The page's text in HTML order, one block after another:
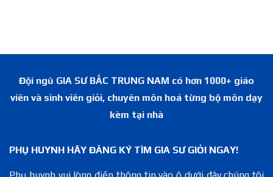
Đội ngũ GIA SƯ BẮC TRUNG NAM có hơn 1000+ giáo
viên và sinh viên giỏi, chuyên môn hoá từng bộ môn dạy
kèm tại nhà
PHỤ HUYNH HÃY ĐĂNG KÝ TÌM GIA SƯ GIỎI NGAY!